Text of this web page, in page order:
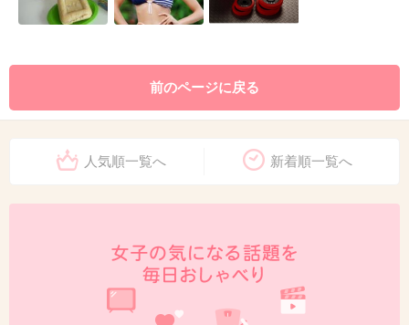
前のページに戻る
人気順一覧へ 新着順一覧へ